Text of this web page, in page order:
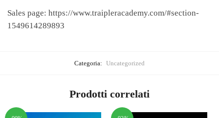
Sales page: https://www.traipleracademy.com/#section-
1549614289893
Categoria: Uncategorized
Prodotti correlati